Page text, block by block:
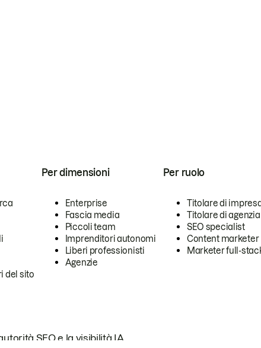
del sito
Per dimensioni
Enterprise
Fascia media
Piccoli team
Imprenditori autonomi
Liberi professionisti
Agenzie
Per ruolo
Titolare di
Titolare di agenzia
SEO specialist
Content marketer
Marketer full-
SEO e la visibilità IA.